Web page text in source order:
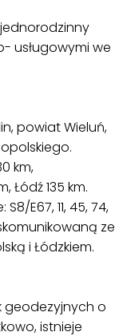
usługowymi we
powiat Wieluń,
km,
Łódź 135 km.
E67, 11, 45, 74,
ze
i Łódzkiem.
geodezyjnych o
istnieje